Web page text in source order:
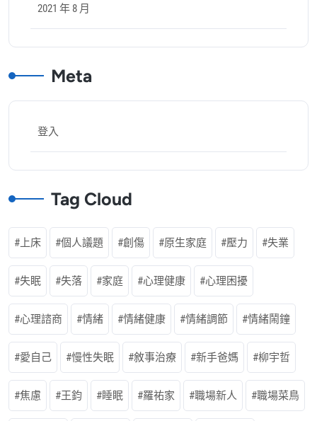
2021 年 8 月
Meta
登入
Tag Cloud
上床 個人議題 創傷 原生家庭 壓力 失業
失眠 失落 家庭 心理健康 心理困擾
心理諮商 情緒 情緒健康 情緒調節 情緒鬧鐘
愛自己 慢性失眠 敘事治療 新手爸媽 柳宇哲
焦慮 王鈞 睡眠 羅祐家 職場新人 職場菜鳥